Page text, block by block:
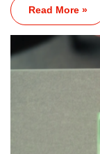
Read More »